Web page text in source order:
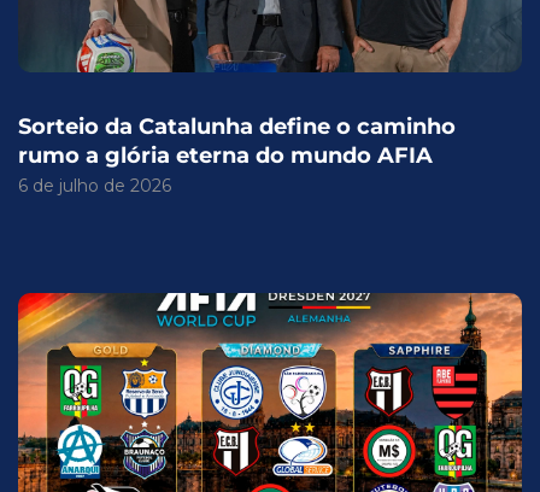
Sorteio da Catalunha define o caminho
rumo a glória eterna do mundo AFIA
6 de julho de 2026